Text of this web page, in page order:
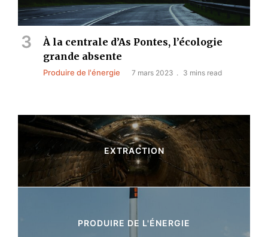
À la centrale d’As Pontes, l’écologie
grande absente
Produire de l'énergie 7 mars 2023 3 mins read
EXTRACTION
10 Articles
PRODUIRE DE L'ÉNERGIE